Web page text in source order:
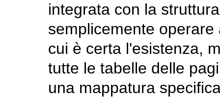
integrata con la
semplicemente
cui è certa l'esistenza,
tutte le tabelle delle
una mappatura